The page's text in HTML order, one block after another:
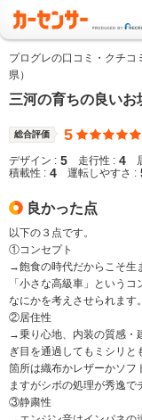
プログレの口コミ・クチコ
県）
三河の育ちの良いお
総合評価 5
デザイン : 5 走行性 : 4
積載性 : 4 運転しやすさ :
良かった点
以下の３点です。
①コンセプト
→飽食の時代だからこそ生
「小さな高級車」という
なにかを考えさせられます
②居住性
→乗り心地、内装の質感・
ぎ目を通過してもミシリと
箇所は織布かレザーかソフ
ますがシボの処理が秀逸で
③静粛性